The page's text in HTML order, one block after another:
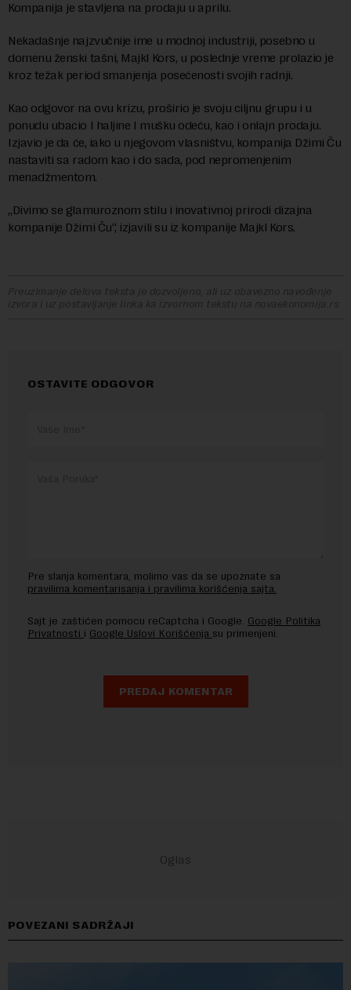
Kompanija je stavljena na prodaju u aprilu.
Nekadašnje najzvučnije ime u modnoj industriji, posebno u
domenu ženski tašni, Majkl Kors, u poslednje vreme prolazio je
kroz težak period smanjenja posećenosti svojih radnji.
Kao odgovor na ovu krizu, proširio je svoju ciljnu grupu i u
ponudu ubacio I haljine I mušku odeću, kao i onlajn prodaju.
Izjavio je da će, iako u njegovom vlasništvu, kompanija Džimi Ču
nastaviti sa radom kao i do sada, pod nepromenjenim
menadžmentom.
„Divimo se glamuroznom stilu i inovativnoj prirodi dizajna
kompanije Džimi Ču“, izjavili su iz kompanije Majkl Kors.
Preuzimanje delova teksta je dozvoljeno, ali uz obavezno navođenje
izvora i uz postavljanje linka ka izvornom tekstu na novaekonomija.rs
OSTAVITE ODGOVOR
Pre slanja komentara, molimo vas da se upoznate sa
pravilima komentarisanja i pravilima korišćenja sajta.
Sajt je zaštićen pomocu reCaptcha i Google. Google Politika
Privatnosti i Google Uslovi Korišćenja su primenjeni.
POVEZANI SADRŽAJI